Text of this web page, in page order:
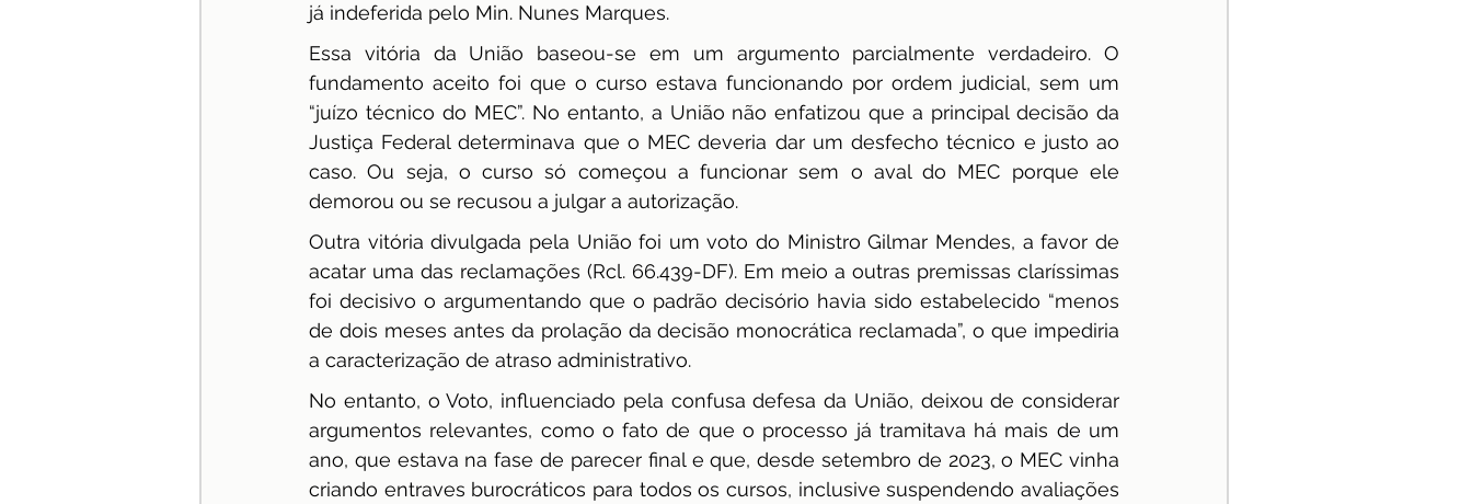
já indeferida pelo Min. Nunes Marques.
Essa vitória da União baseou-se em um argumento parcialmente verdadeiro. O
fundamento aceito foi que o curso estava funcionando por ordem judicial, sem um
“juízo técnico do MEC”. No entanto, a União não enfatizou que a principal decisão da
Justiça Federal determinava que o MEC deveria dar um desfecho técnico e justo ao
caso. Ou seja, o curso só começou a funcionar sem o aval do MEC porque ele
demorou ou se recusou a julgar a autorização.
Outra vitória divulgada pela União foi um voto do Ministro Gilmar Mendes, a favor de
acatar uma das reclamações (Rcl. 66.439-DF). Em meio a outras premissas claríssimas
foi decisivo o argumentando que o padrão decisório havia sido estabelecido “menos
de dois meses antes da prolação da decisão monocrática reclamada”, o que impediria
a caracterização de atraso administrativo.
No entanto, o Voto, influenciado pela confusa defesa da União, deixou de considerar
argumentos relevantes, como o fato de que o processo já tramitava há mais de um
ano, que estava na fase de parecer final e que, desde setembro de 2023, o MEC vinha
criando entraves burocráticos para todos os cursos, inclusive suspendendo avaliações